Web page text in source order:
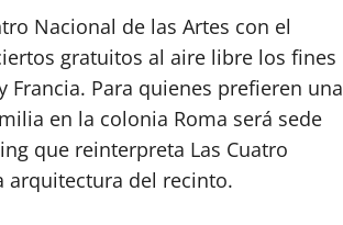
Nacional de las Artes con el
gratuitos al aire libre los fines
Francia. Para quienes prefieren una
en la colonia Roma será sede
que reinterpreta Las Cuatro
arquitectura del recinto.